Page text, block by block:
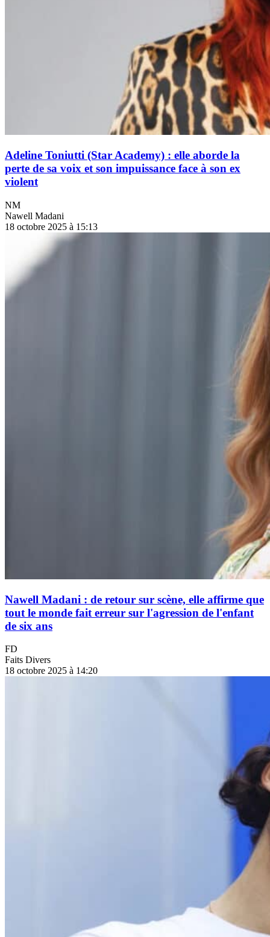
Adeline Toniutti (Star Academy) : elle aborde la
perte de sa voix et son impuissance face à son ex
violent
NM
Nawell Madani
18 octobre 2025 à 15:13
Nawell Madani : de retour sur scène, elle affirme que
tout le monde fait erreur sur l'agression de l'enfant
de six ans
FD
Faits Divers
18 octobre 2025 à 14:20